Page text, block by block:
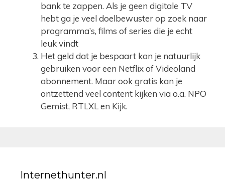
bank te zappen. Als je geen digitale TV
hebt ga je veel doelbewuster op zoek naar
programma’s, films of series die je echt
leuk vindt
Het geld dat je bespaart kan je natuurlijk
gebruiken voor een Netflix of Videoland
abonnement. Maar ook gratis kan je
ontzettend veel content kijken via o.a. NPO
Gemist, RTLXL en Kijk.
Internethunter.nl